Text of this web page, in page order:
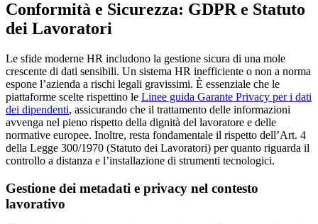
Conformità e Sicurezza: GDPR e Statuto
dei Lavoratori
Le sfide moderne HR includono la gestione sicura di una mole
crescente di dati sensibili. Un sistema HR inefficiente o non a norma
espone l’azienda a rischi legali gravissimi. È essenziale che le
piattaforme scelte rispettino le Linee guida Garante Privacy per i dati
dei dipendenti, assicurando che il trattamento delle informazioni
avvenga nel pieno rispetto della dignità del lavoratore e delle
normative europee. Inoltre, resta fondamentale il rispetto dell’Art. 4
della Legge 300/1970 (Statuto dei Lavoratori) per quanto riguarda il
controllo a distanza e l’installazione di strumenti tecnologici.
Gestione dei metadati e privacy nel contesto
lavorativo